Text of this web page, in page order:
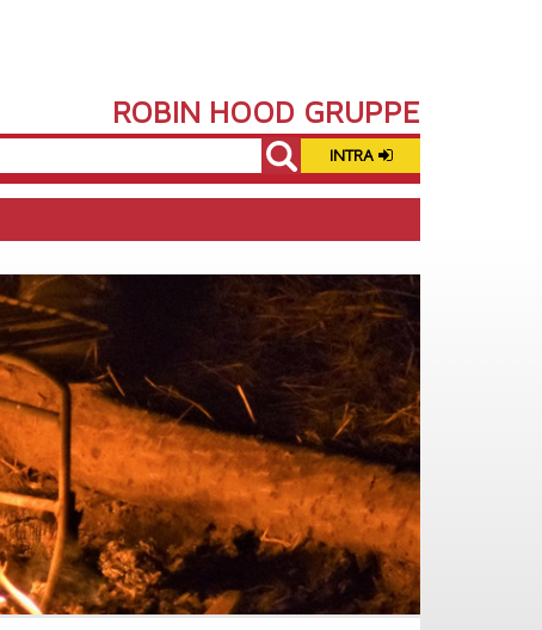
ROBIN HOOD GRUPPE
INTRA